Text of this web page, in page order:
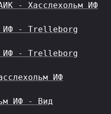
- Хасслехольм ИФ
ИФ - Trelleborg
ИФ - Trelleborg
ИФ
ИФ - Вид